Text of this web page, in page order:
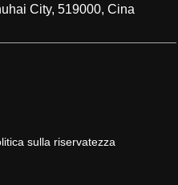
City, 519000, Cina
sulla riservatezza